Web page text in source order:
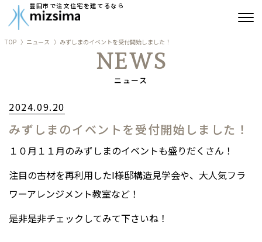
豊田市で注文住宅を建てるなら
リフォーム
古民家再生
会社情報
よくあるご質問
TOP ニュース みずしまのイベントを受付開始しました！
NEWS
ニュース
2024.09.20
みずしまのイベントを受付開始しました！
１０月１１月のみずしまのイベントも盛りだくさん！
注目の古材を再利用したI様邸構造見学会や、大人気フラ
ワーアレンジメント教室など！
是非是非チェックしてみて下さいね！